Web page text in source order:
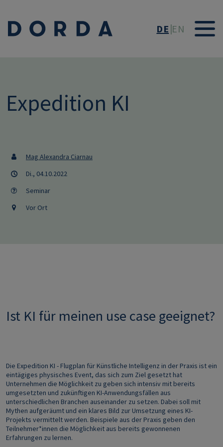
DE EN
Expedition KI
Mag Alexandra Ciarnau
Di., 04.10.2022
Seminar
Vor Ort
Ist KI für meinen use case geeignet?
Die Expedition KI - Flugplan für Künstliche Intelligenz in der Praxis ist ein
eintägiges physisches Event, das sich zum Ziel gesetzt hat
Unternehmen die Möglichkeit zu geben sich intensiv mit bereits
umgesetzten und zukünftigen KI-Anwendungsfällen aus
unterschiedlichen Branchen auseinander zu setzen. Dabei soll mit
Mythen aufgeräumt und ein klares Bild zur Umsetzung eines KI-
Projekts vermittelt werden. Beispiele aus der Praxis geben den
Teilnehmer*innen die Möglichkeit aus bereits gewonnenen
Erfahrungen zu lernen.